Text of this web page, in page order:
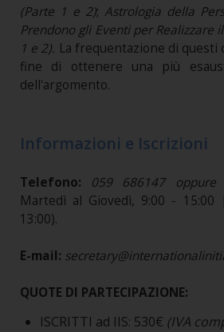
(Parte 1 e 2); Astrologia della
Prendono gli Eventi per Realizzare
1 e 2). La frequentazione di questi
fine di ottenere una più
dell'argomento.
Informazioni e Iscrizioni
Telefono: 059 686147 oppure
Martedì al Giovedì, 9:00 -
13:00).
E-mail:
QUOTE DI PARTECIPAZIONE:
ISCRITTI ad IIS: 530€ (IVA